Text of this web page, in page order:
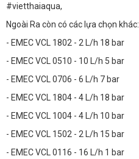
#vietthaiaqua,
Ngoài Ra còn có các lựa chọn khác:
- EMEC VCL 1802 - 2 L/h 18 bar
- EMEC VCL 0510 - 10 L/h 5 bar
- EMEC VCL 0706 - 6 L/h 7 bar
- EMEC VCL 1804 - 4 L/h 18 bar
- EMEC VCL 1004 - 4 L/h 10 bar
- EMEC VCL 1502 - 2 L/h 15 bar
- EMEC VCL 0116 - 16 L/h 1 bar